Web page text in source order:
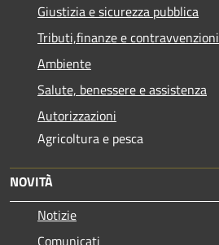
Giustizia e sicurezza pubblica
Tributi,finanze e contravvenzioni
Ambiente
Salute, benessere e assistenza
Autorizzazioni
Agricoltura e pesca
NOVITÀ
Notizie
Comunicati